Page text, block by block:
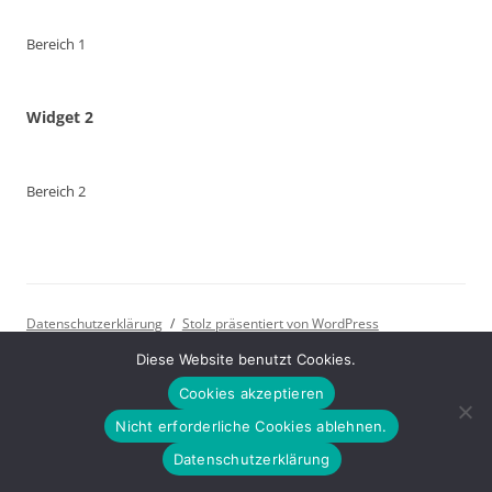
Bereich 1
Widget 2
Bereich 2
Datenschutzerklärung Stolz präsentiert von WordPress
Diese Website benutzt Cookies.
Cookies akzeptieren
Nicht erforderliche Cookies ablehnen.
Datenschutzerklärung